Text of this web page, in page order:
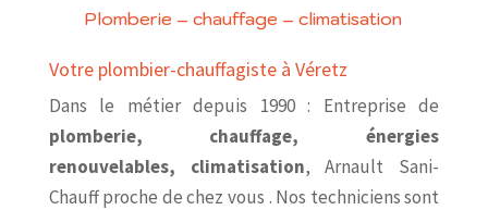
Plomberie – chauffage – climatisation
Votre plombier-chauffagiste à Véretz
Dans le métier depuis 1990 : Entreprise de
plomberie, chauffage, énergies
renouvelables, climatisation, Arnault Sani-
Chauff proche de chez vous . Nos techniciens sont